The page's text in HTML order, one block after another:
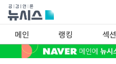
메인 랭킹 섹션